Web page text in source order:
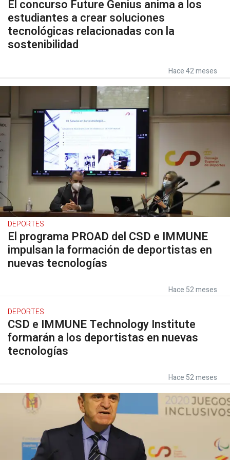
El concurso Future Genius anima a los
estudiantes a crear soluciones
tecnológicas relacionadas con la
sostenibilidad
Hace 42 meses
DEPORTES
El programa PROAD del CSD e IMMUNE
impulsan la formación de deportistas en
nuevas tecnologías
Hace 52 meses
DEPORTES
CSD e IMMUNE Technology Institute
formarán a los deportistas en nuevas
tecnologías
Hace 52 meses